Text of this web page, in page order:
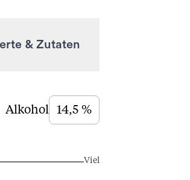
& Zutaten
Alkohol
14,5 %
Viel